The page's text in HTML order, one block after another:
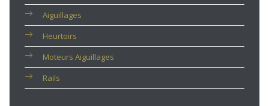
Aiguillages
Heurtoirs
Moteurs Aiguillages
Rails